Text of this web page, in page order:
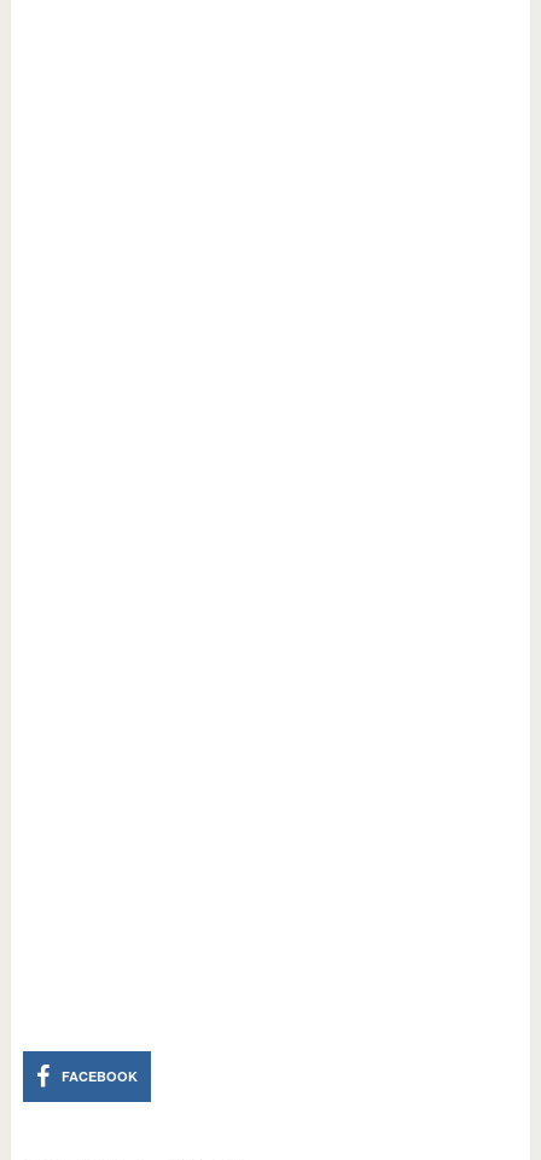
FACEBOOK